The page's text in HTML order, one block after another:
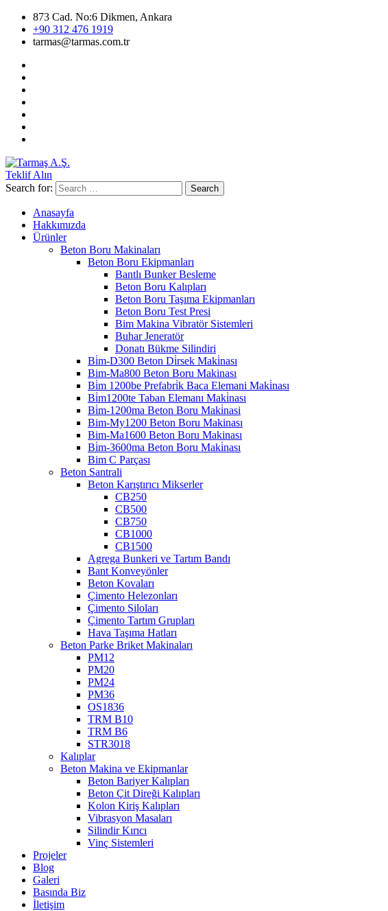
873 Cad. No:6 Dikmen, Ankara
+90 312 476 1919
tarmas@tarmas.com.tr
Teklif Alın
Search for:
Search
Anasayfa
Hakkımızda
Ürünler
Beton Boru Makinaları
Beton Boru Ekipmanları
Bantlı Bunker Besleme
Beton Boru Kalıpları
Beton Boru Taşıma Ekipmanları
Beton Boru Test Presi
Bim Makina Vibratör Sistemleri
Buhar Jeneratör
Donatı Bükme Silindiri
Bi̇m-D300 Beton Di̇rsek Maki̇nası
Bim-Ma800 Beton Boru Makinası
Bi̇m 1200be Prefabri̇k Baca Elemani Maki̇nası
Bi̇m1200te Taban Elemanı Maki̇nası
Bi̇m-1200ma Beton Boru Maki̇nasi
Bim-My1200 Beton Boru Makinası
Bim-Ma1600 Beton Boru Makinası
Bi̇m-3600ma Beton Boru Maki̇nası
Bim C Parçası
Beton Santrali
Beton Karıştırıcı Mikserler
CB250
CB500
CB750
CB1000
CB1500
Agrega Bunkeri ve Tartım Bandı
Bant Konveyönler
Beton Kovaları
Çimento Helezonları
Çimento Siloları
Çimento Tartım Grupları
Hava Taşıma Hatları
Beton Parke Briket Makinaları
PM12
PM20
PM24
PM36
OS1836
TRM B10
TRM B6
STR3018
Kalıplar
Beton Makina ve Ekipmanlar
Beton Bariyer Kalıpları
Beton Çit Direği Kalıpları
Kolon Kiriş Kalıpları
Vibrasyon Masaları
Silindir Kırıcı
Vinç Sistemleri
Projeler
Blog
Galeri
Basında Biz
İletişim